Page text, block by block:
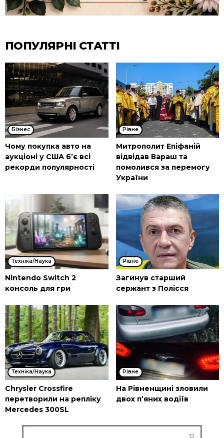
ПОПУЛЯРНІ СТАТТІ
Бізнес
Чому покупка авто на
аукціоні у США б’є всі
рекорди популярності
Рівне
Митрополит Епіфаній
відвідав Вараш та
помолився за перемогу
України
Техніка/Наука
Nintendo Switch 2
консоль для гри
Рівне
Загинув старший
сержант з Полісся
Техніка/Наука
Chrysler Crossfire
перетворили на репліку
Mercedes 300SL
Рівне
На Рівненщині зловили
двох п’яних водіїв